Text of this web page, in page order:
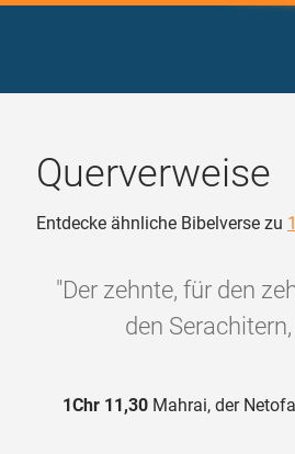
Querverweise
Entdecke ähnliche Bibelverse zu
"Der zehnte, für den
den
1Chr 11,30 Mahrai, der